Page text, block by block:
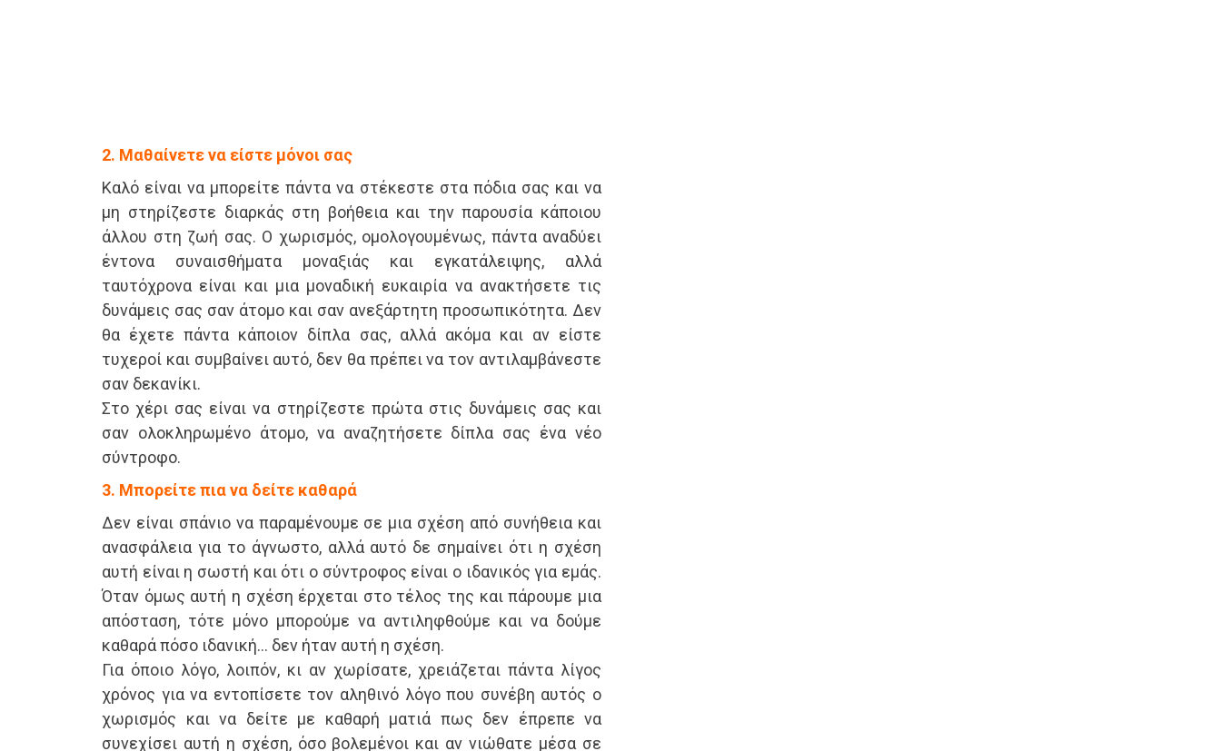
2. Μαθαίνετε να είστε μόνοι σας
Καλό είναι να μπορείτε πάντα να στέκεστε στα πόδια σας και να
μη στηρίζεστε διαρκάς στη βοήθεια και την παρουσία κάποιου
άλλου στη ζωή σας. Ο χωρισμός, ομολογουμένως, πάντα αναδύει
έντονα συναισθήματα μοναξιάς και εγκατάλειψης, αλλά
ταυτόχρονα είναι και μια μοναδική ευκαιρία να ανακτήσετε τις
δυνάμεις σας σαν άτομο και σαν ανεξάρτητη προσωπικότητα. Δεν
θα έχετε πάντα κάποιον δίπλα σας, αλλά ακόμα και αν είστε
τυχεροί και συμβαίνει αυτό, δεν θα πρέπει να τον αντιλαμβάνεστε
σαν δεκανίκι.
Στο χέρι σας είναι να στηρίζεστε πρώτα στις δυνάμεις σας και
σαν ολοκληρωμένο άτομο, να αναζητήσετε δίπλα σας ένα νέο
σύντροφο.
3. Μπορείτε πια να δείτε καθαρά
Δεν είναι σπάνιο να παραμένουμε σε μια σχέση από συνήθεια και
ανασφάλεια για το άγνωστο, αλλά αυτό δε σημαίνει ότι η σχέση
αυτή είναι η σωστή και ότι ο σύντροφος είναι ο ιδανικός για εμάς.
Όταν όμως αυτή η σχέση έρχεται στο τέλος της και πάρουμε μια
απόσταση, τότε μόνο μπορούμε να αντιληφθούμε και να δούμε
καθαρά πόσο ιδανική… δεν ήταν αυτή η σχέση.
Για όποιο λόγο, λοιπόν, κι αν χωρίσατε, χρειάζεται πάντα λίγος
χρόνος για να εντοπίσετε τον αληθινό λόγο που συνέβη αυτός ο
χωρισμός και να δείτε με καθαρή ματιά πως δεν έπρεπε να
συνεχίσει αυτή η σχέση, όσο βολεμένοι και αν νιώθατε μέσα σε